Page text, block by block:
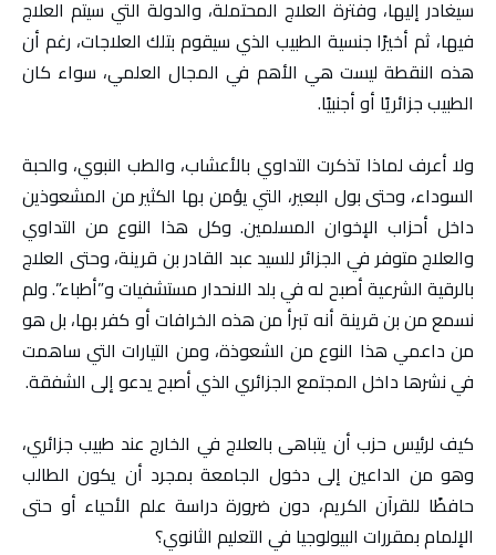
سيغادر إليها، وفترة العلاج المحتملة، والدولة التي سيتم العلاج
فيها، ثم أخيرًا جنسية الطبيب الذي سيقوم بتلك العلاجات، رغم أن
هذه النقطة ليست هي الأهم في المجال العلمي، سواء كان
الطبيب جزائريًا أو أجنبيًا.
ولا أعرف لماذا تذكرت التداوي بالأعشاب، والطب النبوي، والحبة
السوداء، وحتى بول البعير، التي يؤمن بها الكثير من المشعوذين
داخل أحزاب الإخوان المسلمين. وكل هذا النوع من التداوي
والعلاج متوفر في الجزائر للسيد عبد القادر بن قرينة، وحتى العلاج
بالرقية الشرعية أصبح له في بلد الانحدار مستشفيات و”أطباء”. ولم
نسمع من بن قرينة أنه تبرأ من هذه الخرافات أو كفر بها، بل هو
من داعمي هذا النوع من الشعوذة، ومن التيارات التي ساهمت
في نشرها داخل المجتمع الجزائري الذي أصبح يدعو إلى الشفقة.
كيف لرئيس حزب أن يتباهى بالعلاج في الخارج عند طبيب جزائري،
وهو من الداعين إلى دخول الجامعة بمجرد أن يكون الطالب
حافظًا للقرآن الكريم، دون ضرورة دراسة علم الأحياء أو حتى
الإلمام بمقررات البيولوجيا في التعليم الثانوي؟